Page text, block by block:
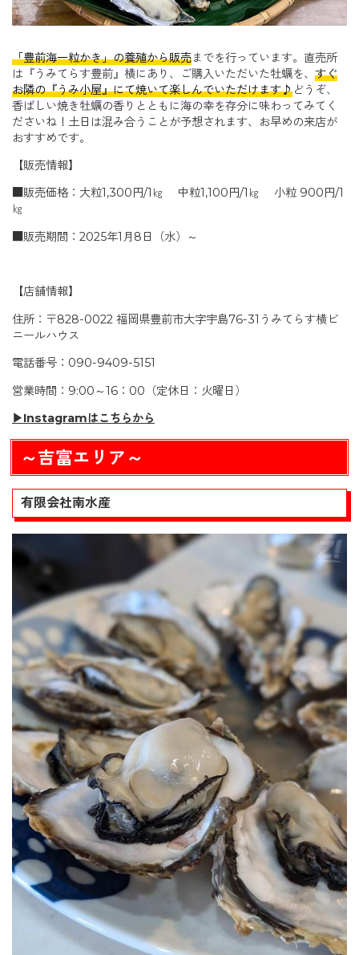
「豊前海一粒かき」の養殖から販売までを行っています。直売所
は『うみてらす豊前』横にあり、ご購入いただいた牡蠣を、 すぐ
お隣の『うみ小屋』にて焼いて楽しんでいただけます♪どうぞ、
香ばしい焼き牡蠣の香りとともに海の幸を存分に味わってみてく
ださいね！土日は混み合うことが予想されます、お早めの来店が
おすすめです。
【販売情報】
■販売価格：大粒1,300円/1㎏ 中粒1,100円/1㎏ 小粒 900円/1
㎏
■販売期間：2025年1月8日（水）～
【店舗情報】
住所：〒828-0022 福岡県豊前市大字宇島76-31うみてらす横ビ
ニールハウス
電話番号：090-9409-5151
営業時間：9:00～16：00（定休日：火曜日）
▶Instagramはこちらから
～吉富エリア～
有限会社南水産